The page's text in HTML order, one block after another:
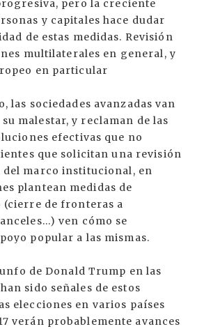
pero la creciente
y capitales hace dudar
de estas medidas. Revisión
multilaterales en general, y
en particular
las sociedades avanzadas van
malestar, y reclaman de las
efectivas que no
que solicitan una revisión
marco institucional, en
plantean medidas de
de fronteras a
ven cómo se
popular a las mismas.
de Donald Trump en las
sido señales de estos
elecciones en varios países
verán probablemente avances